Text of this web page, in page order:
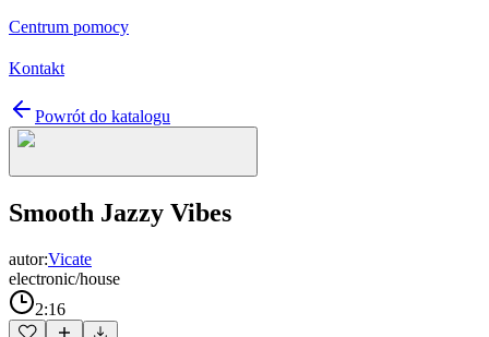
Centrum pomocy
Kontakt
Powrót do katalogu
Smooth Jazzy Vibes
autor:Vicate
electronic/house
2:16